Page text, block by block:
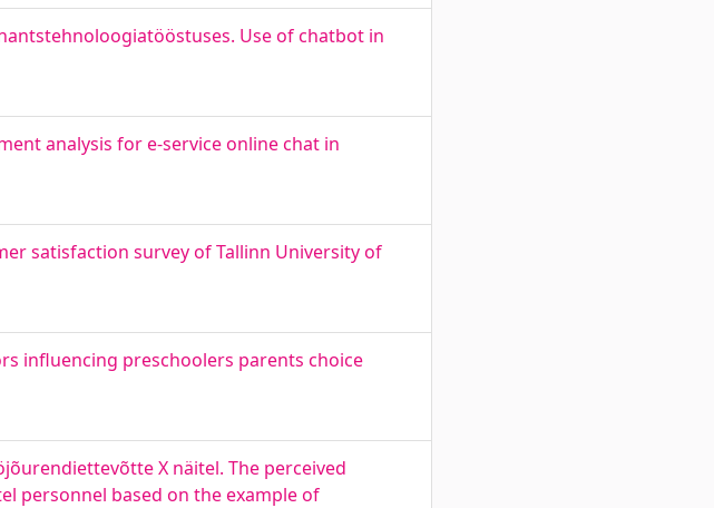
Use of chatbot in
analysis for e-service online chat in
satisfaction survey of Tallinn University of
influencing preschoolers parents choice
X näitel. The perceived
personnel based on the example of